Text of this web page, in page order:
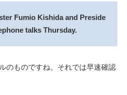
Fumio Kishida and Preside
talks Thursday.
のものですね。それでは早速確認